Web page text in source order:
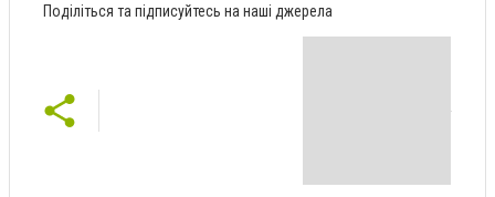
Поділіться та підписуйтесь на наші джерела